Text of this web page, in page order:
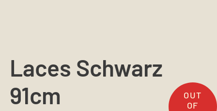
Laces Schwarz
91cm